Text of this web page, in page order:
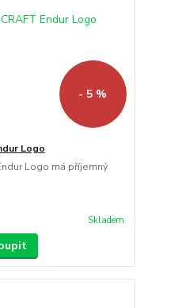
- 5 %
Logo
Logo má příjemný
Skladem